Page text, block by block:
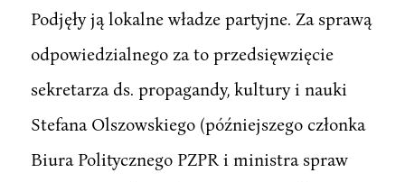
Podjęły ją lokalne władze partyjne. Za sprawą
odpowiedzialnego za to przedsięwzięcie
sekretarza ds. propagandy, kultury i nauki
Stefana Olszowskiego (późniejszego członka
Biura Politycznego PZPR i ministra spraw